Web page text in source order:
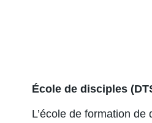
École de disciples
L’école de formation